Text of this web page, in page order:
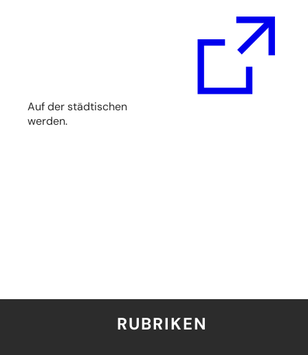
Auf der städtischen
werden.
RUBRIKEN